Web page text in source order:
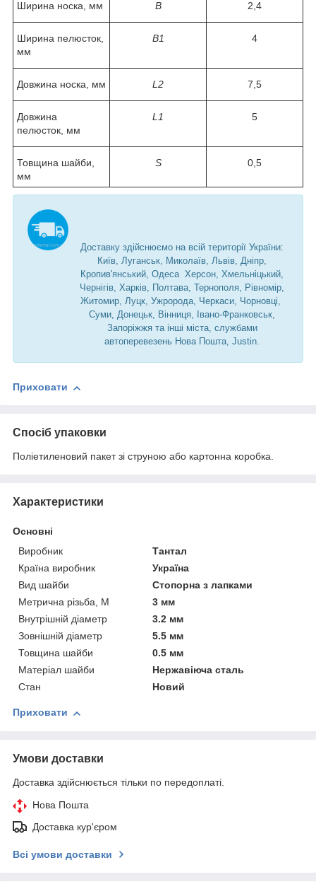
Ширина носка, мм B 2,4
Ширина пелюсток,
мм
B1 4
Довжина носка, мм L2 7,5
Довжина
пелюсток, мм
L1 5
Товщина шайби,
мм
S 0,5
Доставку здійснюємо на всій території України:
Київ, Луганськ, Миколаїв, Львів, Дніпр,
Кропив'янський, Одеса Херсон, Хмельніцький,
Чернігів, Харків, Полтава, Тернополя, Рівномір,
Житомир, Луцк, Ужророда, Черкаси, Чорновці,
Суми, Донецьк, Вінниця, Івано-Франковськ,
Запоріжжя та інші міста, службами
автоперевезень Нова Пошта, Justin.
Приховати
Спосіб упаковки
Поліетиленовий пакет зі струною або картонна коробка.
Характеристики
Основні
Виробник
Тантал
Країна виробник
Україна
Вид шайби
Стопорна з лапками
Метрична різьба, М
3 мм
Внутрішній діаметр
3.2 мм
Зовнішній діаметр
5.5 мм
Товщина шайби
0.5 мм
Матеріал шайби
Нержавіюча сталь
Стан
Новий
Приховати
Умови доставки
Доставка здійснюється тільки по передоплаті.
Нова Пошта
Доставка кур'єром
Всі умови доставки